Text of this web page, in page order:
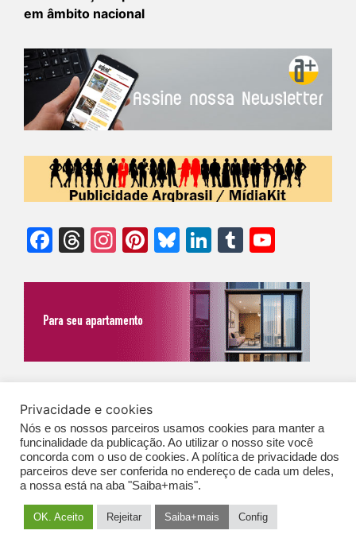
em âmbito nacional
Facebook
Threads
Instagram
Pinterest
Bluesky
LinkedIn
Tumblr
Newsletter PolíticaDePrivacidade CONDIÇÕES
GERAIS DE PUBLICAÇÃO (CGP)
Privacidade e cookies
Nós e os nossos parceiros usamos cookies para manter a
funcinalidade da publicação. Ao utilizar o nosso site você
concorda com o uso de cookies. A política de privacidade dos
parceiros deve ser conferida no endereço de cada um deles,
a nossa está na aba "Saiba+mais".
OK. Aceito Rejeitar Saiba+mais Config